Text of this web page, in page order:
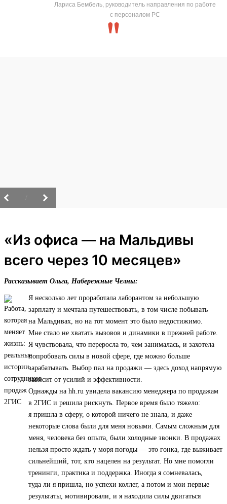
Лариса Бембель, руководитель направления по работе
с персоналом РС
«Из офиса — на Мальдивы
всего через 10 месяцев»
Рассказывает Ольга, Набережные Челны:
Я несколько лет проработала лаборантом за небольшую
зарплату и мечтала путешествовать, в том числе побывать
на Мальдивах, но на тот момент это было недостижимо.
Мне стало не хватать вызовов и динамики в прежней работе.
Я чувствовала, что переросла то, чем занималась, и захотела
попробовать силы в новой сфере, где можно больше
зарабатывать. Выбор пал на продажи — здесь доход напрямую
зависит от усилий и эффективности.
Однажды на hh.ru увидела вакансию менеджера по продажам
в 2ГИС и решила рискнуть. Первое время было тяжело:
я пришла в сферу, о которой ничего не знала, и даже
некоторые слова были для меня новыми. Самым сложным для
меня, человека без опыта, были холодные звонки. В продажах
нельзя просто ждать у моря погоды — это гонка, где выживает
сильнейший, тот, кто нацелен на результат. Но мне помогли
тренинги, практика и поддержка. Иногда я сомневалась,
туда ли я пришла, но успехи коллег, а потом и мои первые
результаты, мотивировали, и я находила силы двигаться